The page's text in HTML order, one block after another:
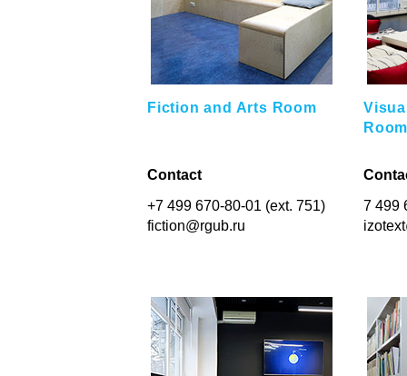
Fiction and Arts Room
Contact
+7 499 670-80-01 (ext. 751)
fiction@rgub.ru
7 499